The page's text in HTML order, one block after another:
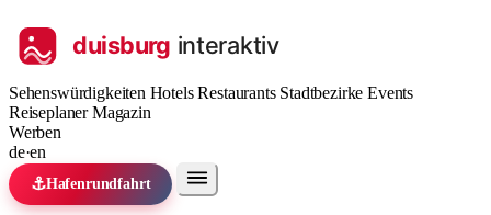
Sehenswürdigkeiten HotelsRestaurants StadtbezirkeEvents
ReiseplanerMagazin
Werben
de·en
⚓Hafenrundfahrt